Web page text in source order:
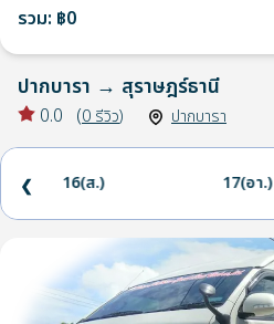
รวม: ฿0
ปากบารา → สุราษฎร์ธานี
0.0 (0 รีวิว) ปากบารา
16(ส.) 17(อา.)
❮